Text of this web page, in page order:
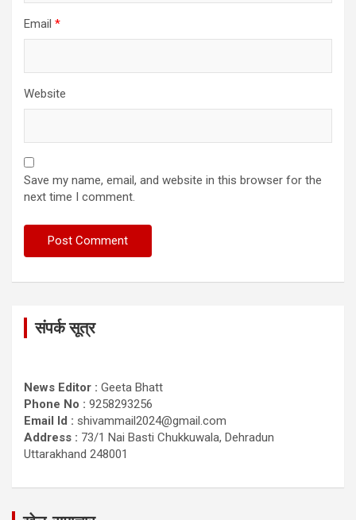
Email *
Website
Save my name, email, and website in this browser for the
next time I comment.
संपर्क सूत्र
News Editor : Geeta Bhatt
Phone No : 9258293256
Email Id : shivammail2024@gmail.com
Address : 73/1 Nai Basti Chukkuwala, Dehradun
Uttarakhand 248001